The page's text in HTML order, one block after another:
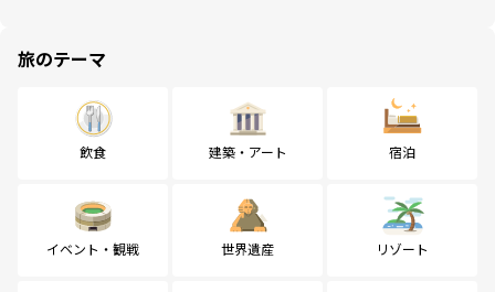
旅のテーマ
飲食 建築・アート 宿泊
イベント・観戦 世界遺産 リゾート